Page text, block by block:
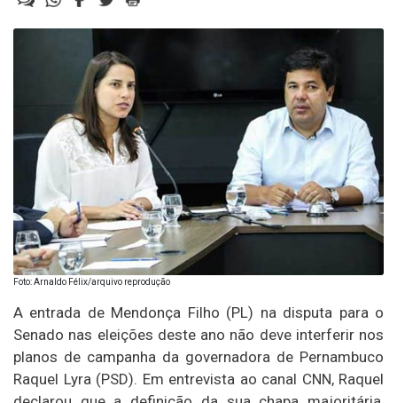
Foto: Arnaldo Félix/arquivo reprodução
A entrada de Mendonça Filho (PL) na disputa para o
Senado nas eleições deste ano não deve interferir nos
planos de campanha da governadora de Pernambuco
Raquel Lyra (PSD). Em entrevista ao canal CNN, Raquel